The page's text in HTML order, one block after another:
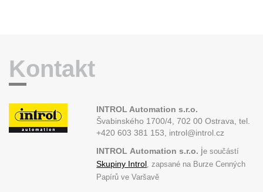
Kontakt
INTROL Automation s.r.o.
Švabinského 1700/4, 702 00 Ostrava,tel.
+420 603 381 153, introl@introl.cz
INTROL Automation s.r.o. je součástí
Skupiny Introl , zapsané na Burze Cenných
Papírů ve Varšavě